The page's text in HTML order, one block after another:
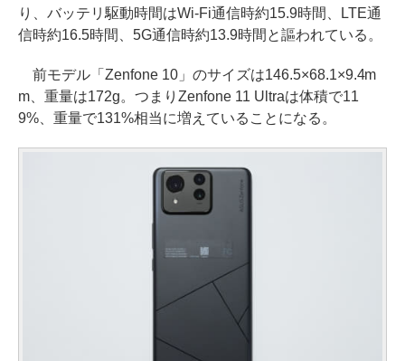
り、バッテリ駆動時間はWi-Fi通信時約15.9時間、LTE通
信時約16.5時間、5G通信時約13.9時間と謳われている。
前モデル「Zenfone 10」のサイズは146.5×68.1×9.4m
m、重量は172g。つまりZenfone 11 Ultraは体積で11
9%、重量で131%相当に増えていることになる。